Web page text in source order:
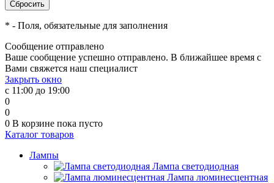
* - Поля, обязательные для заполнения
Сообщение отправлено
Ваше сообщение успешно отправлено. В ближайшее время с
Вами свяжется наш специалист
Закрыть окно
с 11:00 до 19:00
0
0
0 В корзине пока пусто
Каталог товаров
Лампы
Лампа светодиодная
Лампа люминесцентная